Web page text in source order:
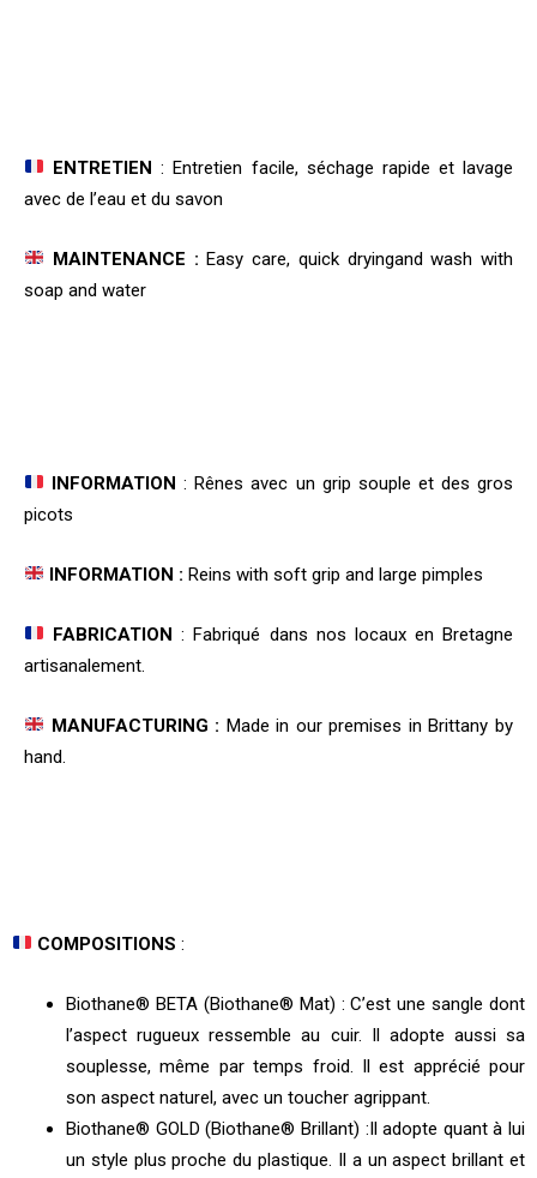
ENTRETIEN : Entretien facile, séchage rapide et lavage
avec de l’eau et du savon
MAINTENANCE :Easy care, quick dryingand wash with
soap and water
INFORMATION : Rênes avec un grip souple et des gros
picots
INFORMATION : Reins with soft grip and large pimples
FABRICATION : Fabriqué dans nos locaux en Bretagne
artisanalement.
MANUFACTURING : Made in our premises in Brittany by
hand.
COMPOSITIONS :
Biothane® BETA (Biothane® Mat) : C’est une sangle dont
l’aspect rugueux ressemble au cuir. Il adopte aussi sa
souplesse, même par temps froid. Il est apprécié pour
son aspect naturel, avec un toucher agrippant.
Biothane® GOLD (Biothane® Brillant) :Il adopte quant à lui
un style plus proche du plastique. Il a un aspect brillant et